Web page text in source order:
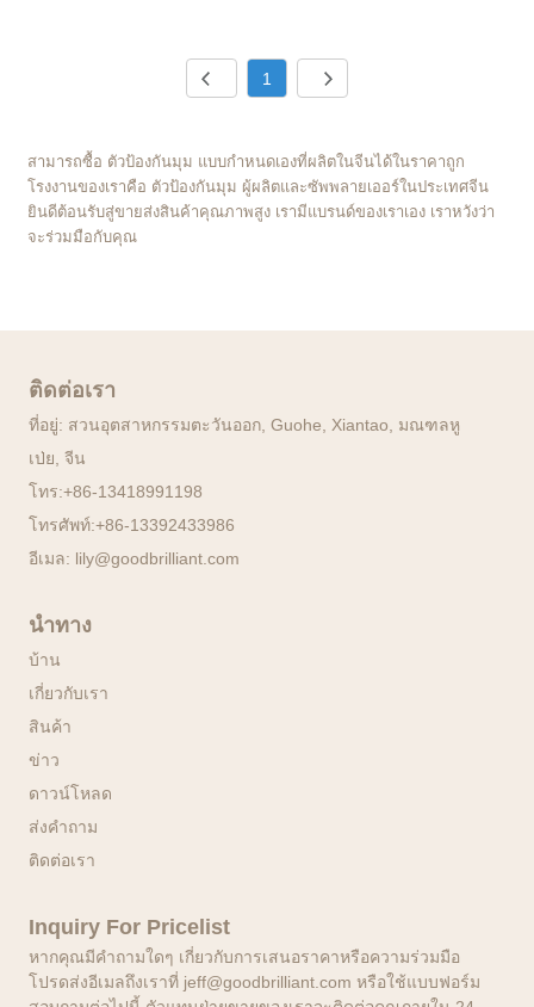
1
สามารถซื้อ ตัวป้องกันมุม แบบกำหนดเองที่ผลิตในจีนได้ในราคาถูก
โรงงานของเราคือ ตัวป้องกันมุม ผู้ผลิตและซัพพลายเออร์ในประเทศจีน
ยินดีต้อนรับสู่ขายส่งสินค้าคุณภาพสูง เรามีแบรนด์ของเราเอง เราหวังว่า
จะร่วมมือกับคุณ
ติดต่อเรา
ที่อยู่: สวนอุตสาหกรรมตะวันออก, Guohe, Xiantao, มณฑลหู
เป่ย, จีน
โทร:+86-13418991198
โทรศัพท์:+86-13392433986
อีเมล: lily@goodbrilliant.com
นำทาง
บ้าน
เกี่ยวกับเรา
สินค้า
ข่าว
ดาวน์โหลด
ส่งคำถาม
ติดต่อเรา
Inquiry For Pricelist
หากคุณมีคำถามใดๆ เกี่ยวกับการเสนอราคาหรือความร่วมมือ
โปรดส่งอีเมลถึงเราที่ jeff@goodbrilliant.com หรือใช้แบบฟอร์ม